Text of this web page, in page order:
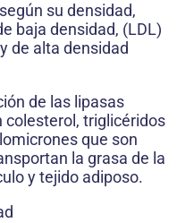
su densidad,
baja densidad, (LDL)
de alta densidad
de las lipasas
colesterol, triglicéridos
que son
la grasa de la
y tejido adiposo.